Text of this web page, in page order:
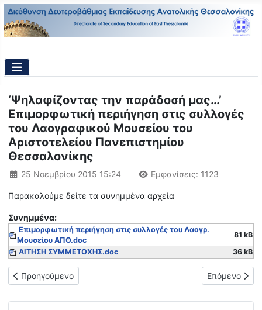
‘Ψηλαφίζοντας την παράδοσή μας…’
Επιμορφωτική περιήγηση στις συλλογές
του Λαογραφικού Μουσείου του
Αριστοτελείου Πανεπιστημίου
Θεσσαλονίκης
Λεπτομέρειες
25 Νοεμβρίου 2015 15:24 Εμφανίσεις: 1123
Παρακαλούμε δείτε τα συνημμένα αρχεία
Συνημμένα:
Επιμορφωτική περιήγηση στις συλλογές του Λαογρ.
Μουσείου ΑΠΘ.doc
81 kB
ΑΙΤΗΣΗ ΣΥΜΜΕΤΟΧΗΣ.doc
36 kB
Προηγούμενο άρθρο: Πρόσκληση ενδιαφέροντος σε διήμερη
Προηγούμενο Επόμενο
Επόμενο